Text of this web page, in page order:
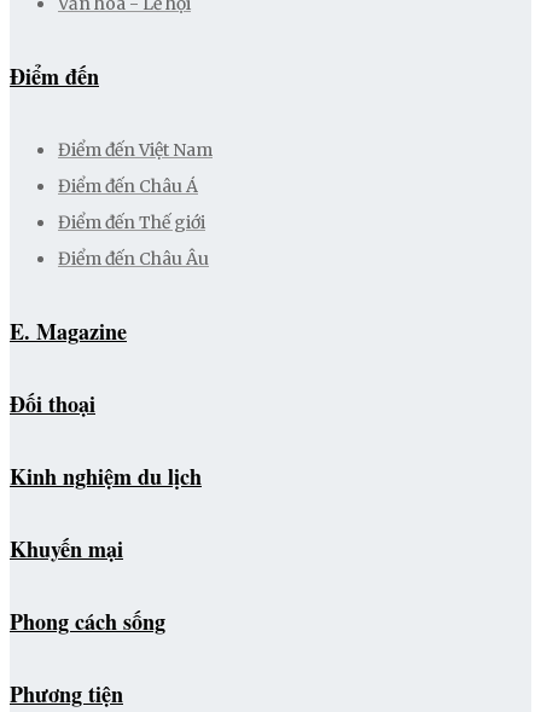
Điểm đến
Điểm đến Việt Nam
Điểm đến Châu Á
Điểm đến Thế giới
Điểm đến Châu Âu
E. Magazine
Đối thoại
Kinh nghiệm du lịch
Khuyến mại
Phong cách sống
Phương tiện